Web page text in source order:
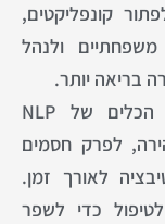
קונפליקטים,
ולנהל
בריאה יותר.
הכלים של NLP
לפרק חסמים
לאורך זמן.
כדי לשפר